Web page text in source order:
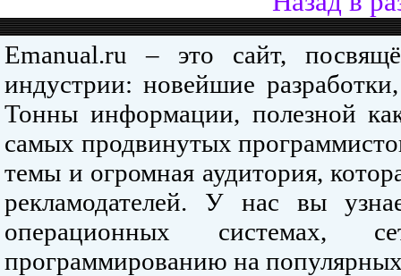
Emanual.ru – это сайт,
индустрии: новейшие
Тонны информации, полезной
самых продвинутых
темы и огромная аудитория,
рекламодателей. У нас вы
операционных системах,
программированию на